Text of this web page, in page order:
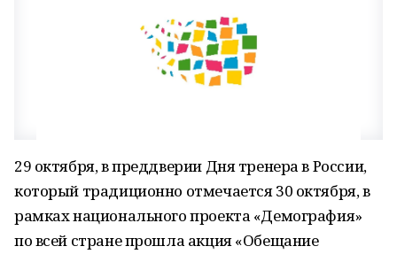
29 октября, в преддверии Дня тренера в России,
который традиционно отмечается 30 октября, в
рамках национального проекта «Демография»
по всей стране прошла акция «Обещание